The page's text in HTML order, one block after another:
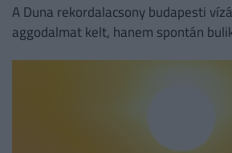
A Duna rekordalacsony budapesti
aggodalmat kelt, hanem spontán